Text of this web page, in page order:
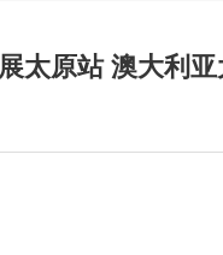
太原站 澳大利